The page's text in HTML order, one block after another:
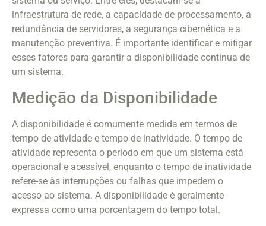
infraestrutura de rede, a capacidade de processamento, a
redundância de servidores, a segurança cibernética e a
manutenção preventiva. É importante identificar e mitigar
esses fatores para garantir a disponibilidade contínua de
um sistema.
Medição da Disponibilidade
A disponibilidade é comumente medida em termos de
tempo de atividade e tempo de inatividade. O tempo de
atividade representa o período em que um sistema está
operacional e acessível, enquanto o tempo de inatividade
refere-se às interrupções ou falhas que impedem o
acesso ao sistema. A disponibilidade é geralmente
expressa como uma porcentagem do tempo total.